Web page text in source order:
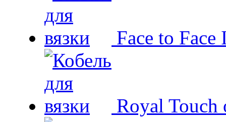
Face to
Royal Touch